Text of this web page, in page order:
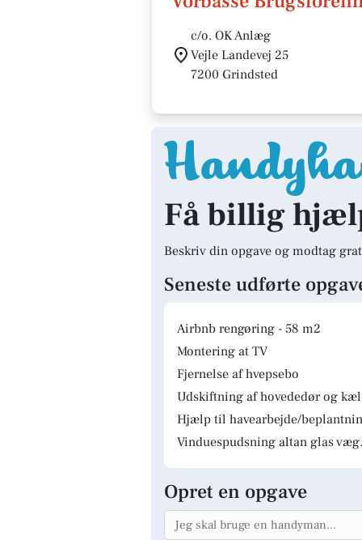
c/o. OK Anlæg
Vejle Landevej 25
7200 Grindsted
Få billig
Beskriv din opgave og modtag
Seneste udførte
Airbnb rengøring - 58 m2
Montering at TV
Fjernelse af hvepsebo
Udskiftning af hovededør og
Hjælp til havearbejde/
Vinduespudsning altan glas
Opret en opgave